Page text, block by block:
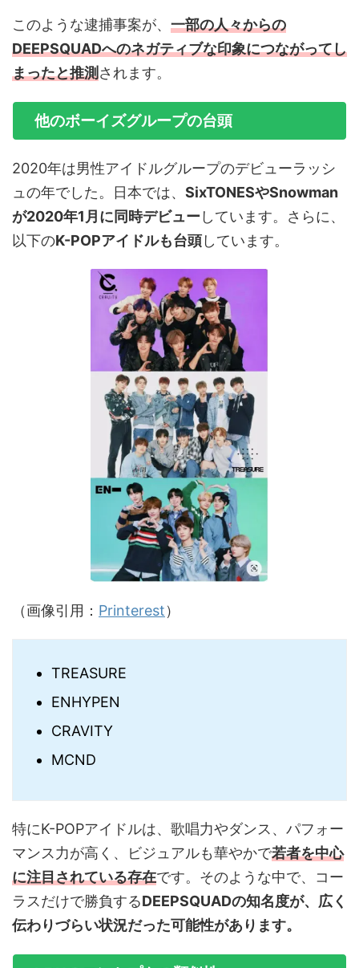
このような逮捕事案が、 一部の人々からの
DEEPSQUADへのネガティブな印象につながってし
まったと推測されます。
他のボーイズグループの台頭
2020年は男性アイドルグループのデビューラッシ
ュの年でした。日本では、 SixTONESやSnowman
が2020年1月に同時デビューしています。さらに、
以下のK-POPアイドルも台頭しています。
（画像引用： Printerest）
TREASURE
ENHYPEN
CRAVITY
MCND
特にK-POPアイドルは、歌唱力やダンス、パフォー
マンス力が高く、ビジュアルも華やかで若者を中心
に注目されている存在です。そのような中で、コー
ラスだけで勝負するDEEPSQUADの知名度が、広く
伝わりづらい状況だった可能性があります。